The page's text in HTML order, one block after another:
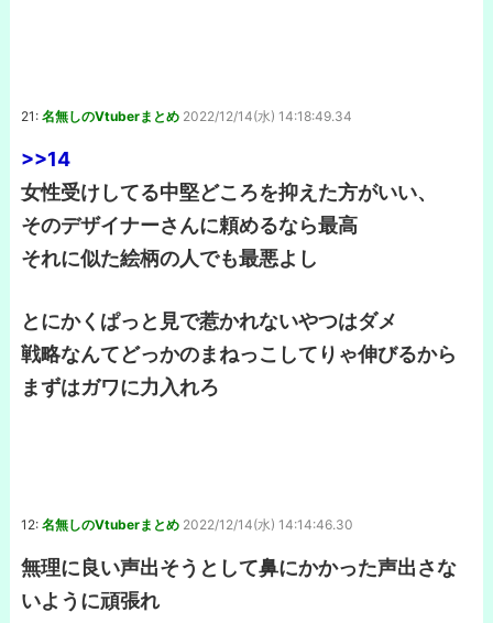
21: 名無しのVtuberまとめ 2022/12/14(水) 14:18:49.34
>>14
女性受けしてる中堅どころを抑えた方がいい、
そのデザイナーさんに頼めるなら最高
それに似た絵柄の人でも最悪よし
とにかくぱっと見で惹かれないやつはダメ
戦略なんてどっかのまねっこしてりゃ伸びるから
まずはガワに力入れろ
12: 名無しのVtuberまとめ 2022/12/14(水) 14:14:46.30
無理に良い声出そうとして鼻にかかった声出さな
いように頑張れ